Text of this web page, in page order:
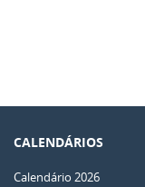
CALENDÁRIOS
Calendário 2026